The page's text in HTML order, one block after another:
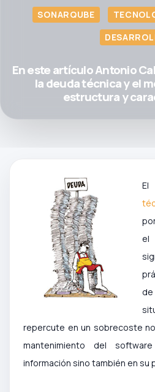
SONARQUBE
En este artículo Antonio
la deuda técnica y el
estructura y
El
el
repercute en un sobrecoste
mantenimiento del
información sino también en su